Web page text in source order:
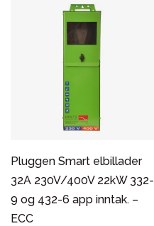
Varme & ventilasjon
Avfuktning
Bygghjelpemidler
Verktøy og testutstyr
Ladepunkt
Sortering
Popularitet
Pluggen Smart elbillader
32A 230V/400V 22kW 332-
9 og 432-6 app inntak. –
ECC